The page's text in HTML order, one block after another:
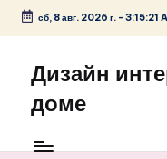
Перейти
содержимому
сб, 8 авг. 2026 г.- 3:15:22
Дизайн
доме